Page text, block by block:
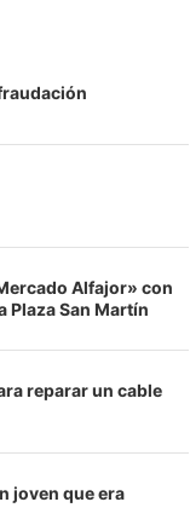
Alfajor» con
Plaza San Martín
reparar un cable
joven que era